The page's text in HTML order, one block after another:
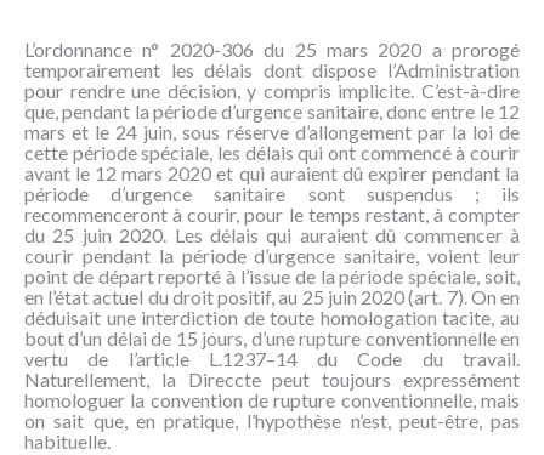
L’ordonnance n° 2020-306 du 25 mars 2020 a prorogé
temporairement les délais dont dispose l’Administration
pour rendre une décision, y compris implicite. C’est-à-dire
que, pendant la période d’urgence sanitaire, donc entre le 12
mars et le 24 juin, sous réserve d’allongement par la loi de
cette période spéciale, les délais qui ont commencé à courir
avant le 12 mars 2020 et qui auraient dû expirer pendant la
période d’urgence sanitaire sont suspendus ; ils
recommenceront à courir, pour le temps restant, à compter
du 25 juin 2020. Les délais qui auraient dû commencer à
courir pendant la période d’urgence sanitaire, voient leur
point de départ reporté à l’issue de la période spéciale, soit,
en l’état actuel du droit positif, au 25 juin 2020 (art. 7). On en
déduisait une interdiction de toute homologation tacite, au
bout d’un délai de 15 jours, d’une rupture conventionnelle en
vertu de l’article L.1237–14 du Code du travail.
Naturellement, la Direccte peut toujours expressément
homologuer la convention de rupture conventionnelle, mais
on sait que, en pratique, l’hypothèse n’est, peut-être, pas
habituelle.